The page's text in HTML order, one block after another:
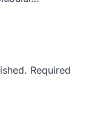
Required